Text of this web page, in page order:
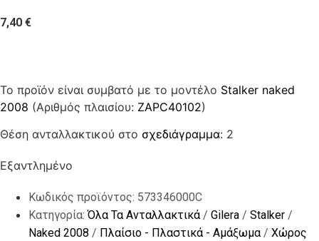
7,40 €
Το προϊόν είναι συμβατό με το μοντέλο Stalker naked
2008 (Αριθμός πλαισίου: ZAPC40102)
Θέση ανταλλακτικού στο σχεδιάγραμμα: 2
Εξαντλημένο
Κωδικός προϊόντος: 573346000C
Κατηγορία:Όλα Τα Ανταλλακτικά/ Gilera / Stalker /
Naked 2008 / Πλαίσιο - Πλαστικά - Αμάξωμα/ Χώρος